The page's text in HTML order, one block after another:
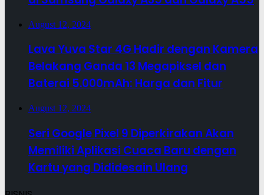
August 12, 2024
Lava Yuva Star 4G Hadir dengan Kamera
Belakang Ganda 13 Megapiksel dan
Baterai 5.000mAh: Harga dan Fitur
August 12, 2024
Seri Google Pixel 9 Diperkirakan Akan
Memiliki Aplikasi Cuaca Baru dengan
Kartu yang Dididesain Ulang